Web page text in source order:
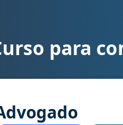
para concurso CFBM -
para